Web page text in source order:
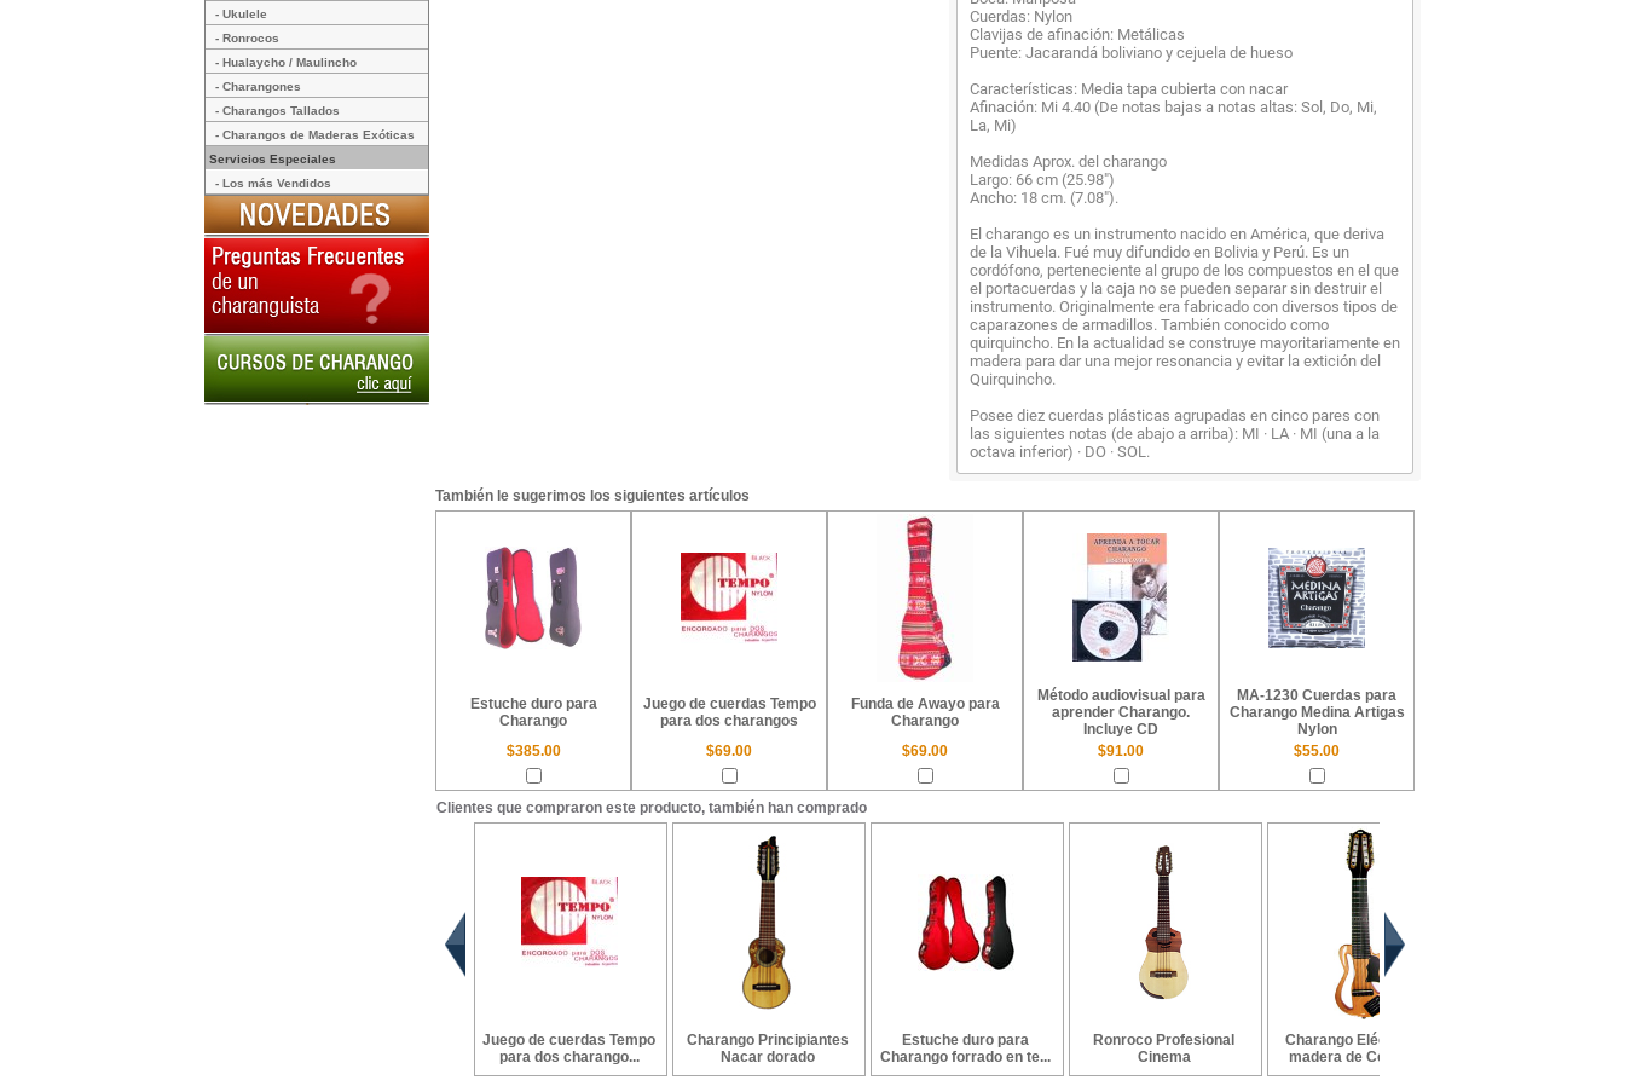
- Ukulele
- Ronrocos
- Hualaycho / Maulincho
- Charangones
- Charangos Tallados
- Charangos de Maderas Exóticas
Servicios Especiales
- Los más Vendidos
Cuerdas: Nylon
Clavijas de afinación: Metálicas
Puente: Jacarandá boliviano y cejuela de hueso
Características: Media tapa cubierta con nacar
Afinación: Mi 4.40 (De notas bajas a notas altas: Sol, Do, Mi,
La, Mi)
Medidas Aprox. del charango
Largo: 66 cm (25.98")
Ancho: 18 cm. (7.08").
El charango es un instrumento nacido en América, que deriva
de la Vihuela. Fué muy difundido en Bolivia y Perú. Es un
cordófono, perteneciente al grupo de los compuestos en el que
el portacuerdas y la caja no se pueden separar sin destruir el
instrumento. Originalmente era fabricado con diversos tipos de
caparazones de armadillos. También conocido como
quirquincho. En la actualidad se construye mayoritariamente en
madera para dar una mejor resonancia y evitar la extición del
Quirquincho.
Posee diez cuerdas plásticas agrupadas en cinco pares con
las siguientes notas (de abajo a arriba): MI · LA · MI (una a la
octava inferior) · DO · SOL.
También le sugerimos los siguientes artículos
Estuche duro para
Charango
Juego de cuerdas Tempo
para dos charangos
Funda de Awayo para
Charango
Método audiovisual para
aprender Charango.
Incluye CD
MA-1230 Cuerdas para
Charango Medina Artigas
Nylon
$385.00
$69.00 $69.00 $91.00 $55.00
Clientes que compraron este producto, también han comprado
Juego de cuerdas Tempo
para dos charango...
Charango Principiantes
Nacar dorado
Estuche duro para
Charango forrado en te...
Ronroco Profesional
Cinema
Charango Eléctrico en
madera de Cedro. S...